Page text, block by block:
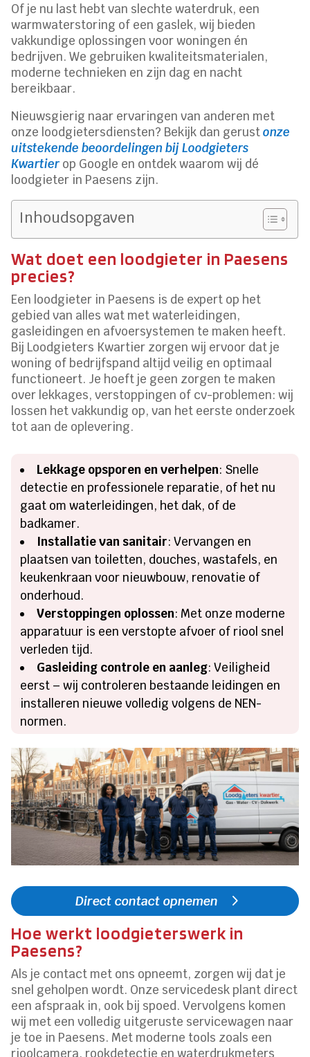
Of je nu last hebt van slechte waterdruk, een
warmwaterstoring of een gaslek, wij bieden
vakkundige oplossingen voor woningen én
bedrijven. We gebruiken kwaliteitsmaterialen,
moderne technieken en zijn dag en nacht
bereikbaar.
Nieuwsgierig naar ervaringen van anderen met
onze loodgietersdiensten? Bekijk dan gerustonze
uitstekende beoordelingen bij Loodgieters
Kwartier op Google en ontdek waarom wij dé
loodgieter in Paesens zijn.
Inhoudsopgaven
Wat doet een loodgieter in Paesens
precies?
Een loodgieter in Paesens is de expert op het
gebied van alles wat met waterleidingen,
gasleidingen en afvoersystemen te maken heeft.
Bij Loodgieters Kwartier zorgen wij ervoor dat je
woning of bedrijfspand altijd veilig en optimaal
functioneert. Je hoeft je geen zorgen te maken
over lekkages, verstoppingen of cv-problemen: wij
lossen het vakkundig op, van het eerste onderzoek
tot aan de oplevering.
Lekkage opsporen en verhelpen: Snelle
detectie en professionele reparatie, of het nu
gaat om waterleidingen, het dak, of de
badkamer.
Installatie van sanitair: Vervangen en
plaatsen van toiletten, douches, wastafels, en
keukenkraan voor nieuwbouw, renovatie of
onderhoud.
Verstoppingen oplossen: Met onze moderne
apparatuur is een verstopte afvoer of riool snel
verleden tijd.
Gasleiding controle en aanleg: Veiligheid
eerst – wij controleren bestaande leidingen en
installeren nieuwe volledig volgens de NEN-
normen.
Direct contact opnemen
Hoe werkt loodgieterswerk in
Paesens?
Als je contact met ons opneemt, zorgen wij dat je
snel geholpen wordt. Onze servicedesk plant direct
een afspraak in, ook bij spoed. Vervolgens komen
wij met een volledig uitgeruste servicewagen naar
je toe in Paesens. Met moderne tools zoals een
rioolcamera, rookdetectie en waterdrukmeters